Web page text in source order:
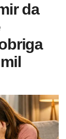
da